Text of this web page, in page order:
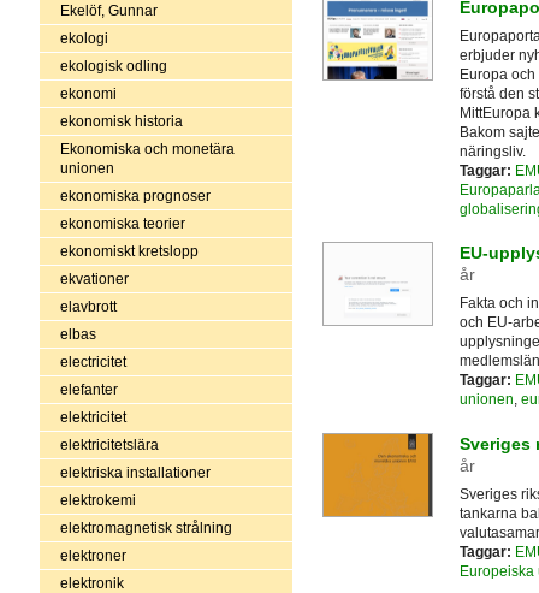
Ekelöf, Gunnar
ekologi
ekologisk odling
ekonomi
ekonomisk historia
Ekonomiska och monetära
unionen
ekonomiska prognoser
ekonomiska teorier
ekonomiskt kretslopp
ekvationer
elavbrott
elbas
electricitet
elefanter
elektricitet
elektricitetslära
elektriska installationer
elektrokemi
elektromagnetisk strålning
elektroner
elektronik
erbjuder
Europa och
förstå den
MittEuropa
Bakom
näringsliv.
Taggar:
EU-
år
Fakta och
och EU-
Taggar:
unionen,
Sveriges
år
Sveriges
tankarna
Taggar:
Europeiska